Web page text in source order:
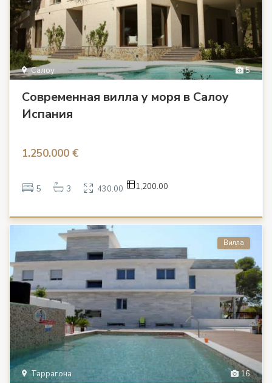
5
Салоу
Современная вилла у моря в Салоу
Испания
1.250.000 €
5 3 430.00 1,200.00
16
Таррагона
Вилла